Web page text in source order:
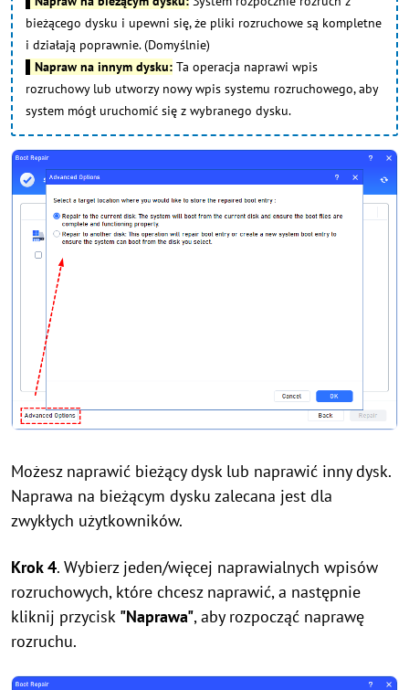
bieżącego dysku i upewni się, że pliki rozruchowe są kompletne
i działają poprawnie. (Domyślnie)
▌Napraw na innym dysku: Ta operacja naprawi wpis
rozruchowy lub utworzy nowy wpis systemu rozruchowego, aby
system mógł uruchomić się z wybranego dysku.
Możesz naprawić bieżący dysk lub naprawić inny dysk.
Naprawa na bieżącym dysku zalecana jest dla
zwykłych użytkowników.
Krok 4. Wybierz jeden/więcej naprawialnych wpisów
rozruchowych, które chcesz naprawić, a następnie
kliknij przycisk "Naprawa", aby rozpocząć naprawę
rozruchu.